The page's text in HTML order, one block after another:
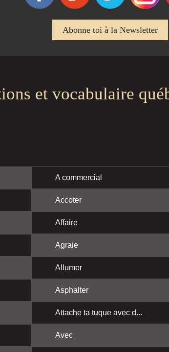
Abonne toi à la Newsletter
et vocabulaire
A commercial
Accoter
Affaire
Agraie
Allumer
Asphalter
Attache ta tuque avec d...
Avec